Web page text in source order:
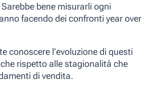
bene misurarli ogni
facendo dei confronti year over
conoscere l’evoluzione di questi
rispetto alle stagionalità che
di vendita.